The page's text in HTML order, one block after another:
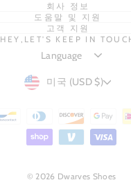
회사 정보
도움말 및 지원
고객 지원
HEY,LET'S KEEP IN
CURRENCY
미국 (USD $)
© 2026 Dwarves Shoes